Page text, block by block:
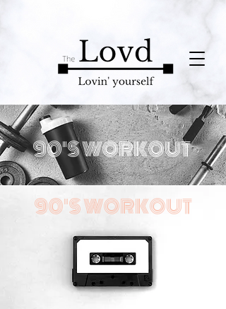
90'S WORKOUT
90'S WORKOUT